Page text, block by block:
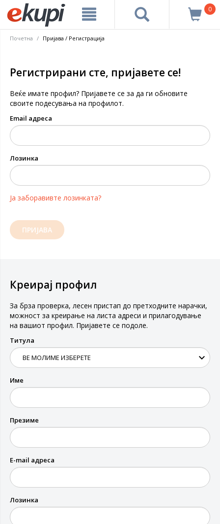
0
Почетна Пријава / Регистрација
Регистрирани сте, пријавете се!
Веќе имате профил? Пријавете се за да ги обновите
своите подесувања на профилот.
Email адреса
Лозинка
Ја заборавивте лозинката?
ПРИЈАВА
Креирај профил
За брза проверка, лесен пристап до претходните нарачки,
можност за креирање на листа адреси и прилагодување
на вашиот профил. Пријавете се подоле.
Титула
Име
Презиме
E-mail адреса
Лозинка